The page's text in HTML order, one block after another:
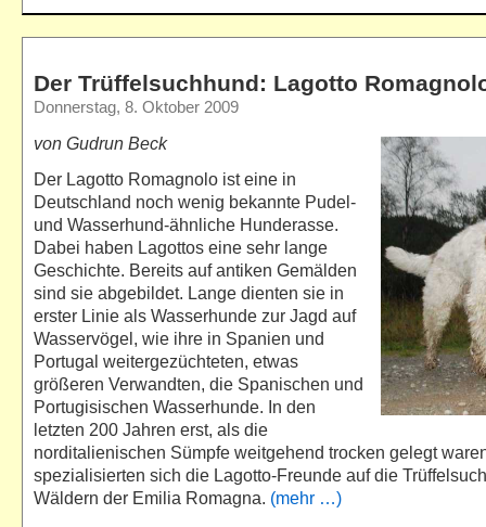
Der Trüffelsuchhund: Lagotto
Donnerstag, 8. Oktober 2009
von Gudrun Beck
Der Lagotto Romagnolo ist eine in
Deutschland noch wenig bekannte Pudel-
und Wasserhund-ähnliche Hunderasse.
Dabei haben Lagottos eine sehr lange
Geschichte. Bereits auf antiken Gemälden
sind sie abgebildet. Lange dienten sie in
erster Linie als Wasserhunde zur Jagd auf
Wasservögel, wie ihre in Spanien und
Portugal weitergezüchteten, etwas
größeren Verwandten, die Spanischen und
Portugisischen Wasserhunde. In den
letzten 200 Jahren erst, als die
norditalienischen Sümpfe weitgehend trocken gelegt
spezialisierten sich die Lagotto-Freunde auf die
Wäldern der Emilia Romagna. (mehr …)